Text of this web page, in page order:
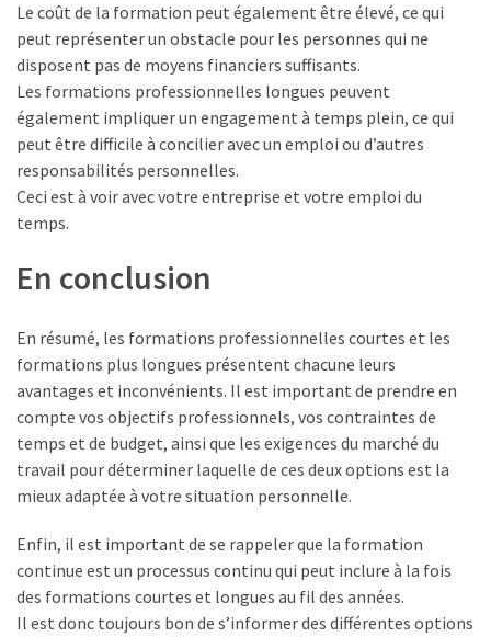
Le coût de la formation peut également être élevé, ce qui
peut représenter un obstacle pour les personnes qui ne
disposent pas de moyens financiers suffisants.
Les formations professionnelles longues peuvent
également impliquer un engagement à temps plein, ce qui
peut être difficile à concilier avec un emploi ou d’autres
responsabilités personnelles.
Ceci est à voir avec votre entreprise et votre emploi du
temps.
En conclusion
En résumé, les formations professionnelles courtes et les
formations plus longues présentent chacune leurs
avantages et inconvénients. Il est important de prendre en
compte vos objectifs professionnels, vos contraintes de
temps et de budget, ainsi que les exigences du marché du
travail pour déterminer laquelle de ces deux options est la
mieux adaptée à votre situation personnelle.
Enfin, il est important de se rappeler que la formation
continue est un processus continu qui peut inclure à la fois
des formations courtes et longues au fil des années.
Il est donc toujours bon de s’informer des différentes options